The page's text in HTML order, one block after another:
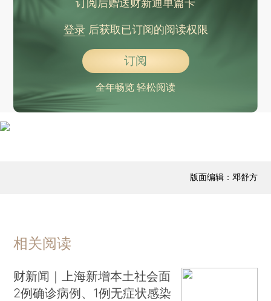
订阅后赠送财新通单篇卡
登录后获取已订阅的阅读权限
订阅
全年畅览 轻松阅读
版面编辑：邓舒方
相关阅读
财新闻｜上海新增本土社会面
2例确诊病例、1例无症状感染